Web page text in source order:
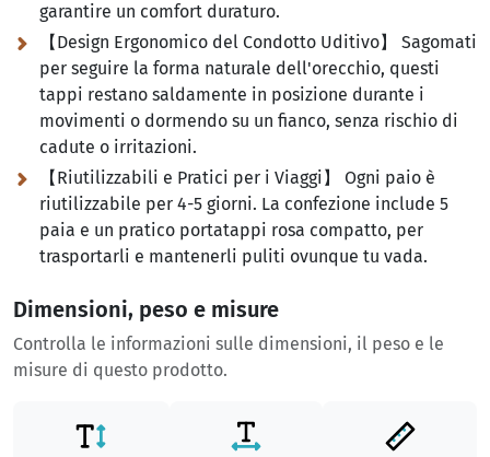
garantire un comfort duraturo.
【Design Ergonomico del Condotto Uditivo】 Sagomati
per seguire la forma naturale dell'orecchio, questi
tappi restano saldamente in posizione durante i
movimenti o dormendo su un fianco, senza rischio di
cadute o irritazioni.
【Riutilizzabili e Pratici per i Viaggi】 Ogni paio è
riutilizzabile per 4-5 giorni. La confezione include 5
paia e un pratico portatappi rosa compatto, per
trasportarli e mantenerli puliti ovunque tu vada.
Dimensioni, peso e misure
Controlla le informazioni sulle dimensioni, il peso e le
misure di questo prodotto.